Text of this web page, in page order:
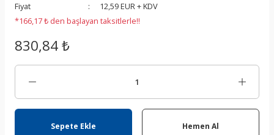
Fiyat
12,59 EUR + KDV
*166,17 ₺ den başlayan taksitlerle!!
830,84 ₺
Sepete Ekle Hemen Al